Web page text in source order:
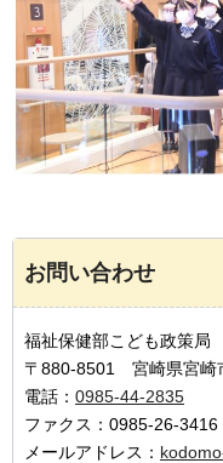
お問い合わせ
福祉保健部こども政策
〒880-8501 宮崎県宮崎
電話： 0985-44-2835
ファクス：0985-26-3416
メールアドレス：